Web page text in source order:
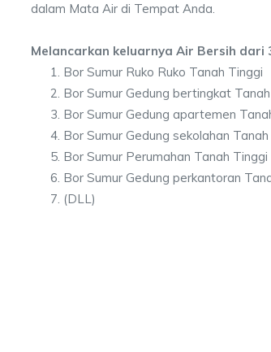
dalam Mata Air di Tempat Anda.
Melancarkan keluarnya Air Bersih dari
Bor Sumur Ruko Ruko Tanah Tinggi
Bor Sumur Gedung bertingkat
Bor Sumur Gedung apartemen
Bor Sumur Gedung sekolahan
Bor Sumur Perumahan Tanah Tinggi
Bor Sumur Gedung perkantoran
(DLL)